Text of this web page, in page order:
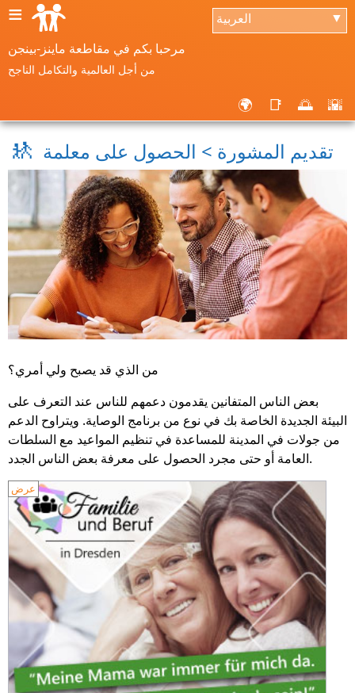
≡ العربية ▼
مرحبا بكم في مقاطعة ماينز-بينجن
من أجل العالمية والتكامل الناجح
🌍 📑 🌅 🌇
🚸 تقديم المشورة > الحصول على معلمة
من الذي قد يصبح ولي أمري؟
بعض الناس المتفانين يقدمون دعمهم للناس عند التعرف على
البيئة الجديدة الخاصة بك في نوع من برنامج الوصاية. ويتراوح الدعم
من جولات في المدينة للمساعدة في تنظيم المواعيد مع السلطات
العامة أو حتى مجرد الحصول على معرفة بعض الناس الجدد.
عرض